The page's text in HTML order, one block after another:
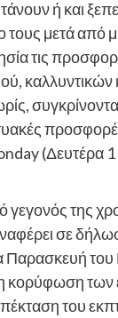
ή και
τους μετά
τις
συγκρίνοντας
(Δευτέρα 1
της
σε
κορύφωση
του